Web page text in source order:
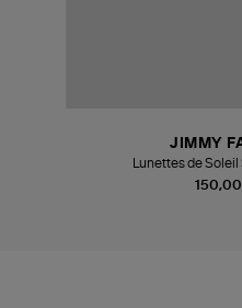
JIMMY
Lunettes de